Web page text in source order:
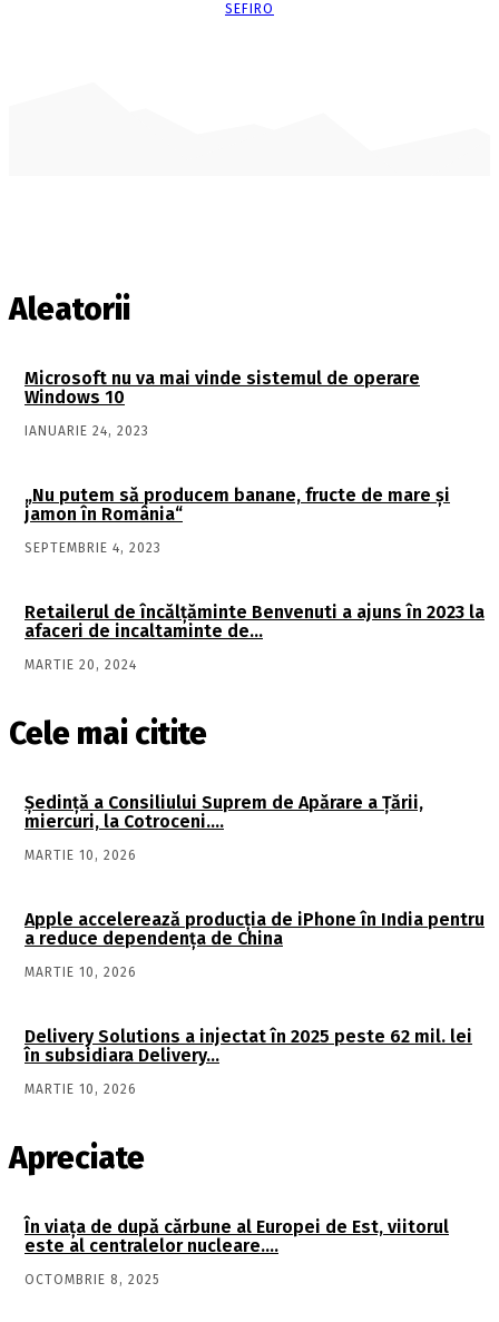
SEFIRO
Aleatorii
Microsoft nu va mai vinde sistemul de operare
Windows 10
IANUARIE 24, 2023
„Nu putem să producem banane, fructe de mare şi
jamon în România“
SEPTEMBRIE 4, 2023
Retailerul de încălţăminte Benvenuti a ajuns în 2023 la
afaceri de incaltaminte de…
MARTIE 20, 2024
Cele mai citite
Şedinţă a Consiliului Suprem de Apărare a Ţării,
miercuri, la Cotroceni….
MARTIE 10, 2026
Apple accelerează producția de iPhone în India pentru
a reduce dependența de China
MARTIE 10, 2026
Delivery Solutions a injectat în 2025 peste 62 mil. lei
în subsidiara Delivery…
MARTIE 10, 2026
Apreciate
În viaţa de după cărbune al Europei de Est, viitorul
este al centralelor nucleare….
OCTOMBRIE 8, 2025